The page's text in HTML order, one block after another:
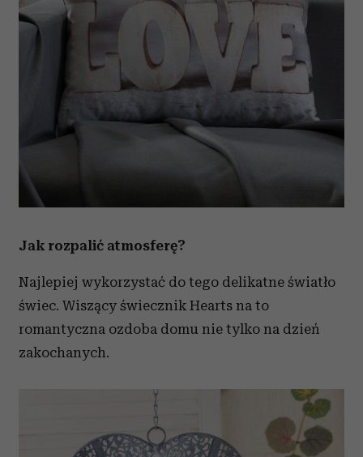
otrzymanymi od Ciebie lub uzyskanymi podczas
korzystania z ich usług.
Jak rozpalić atmosferę?
Najlepiej wykorzystać do tego delikatne światło
świec. Wiszący świecznik Hearts na to
romantyczna ozdoba domu nie tylko na dzień
zakochanych.